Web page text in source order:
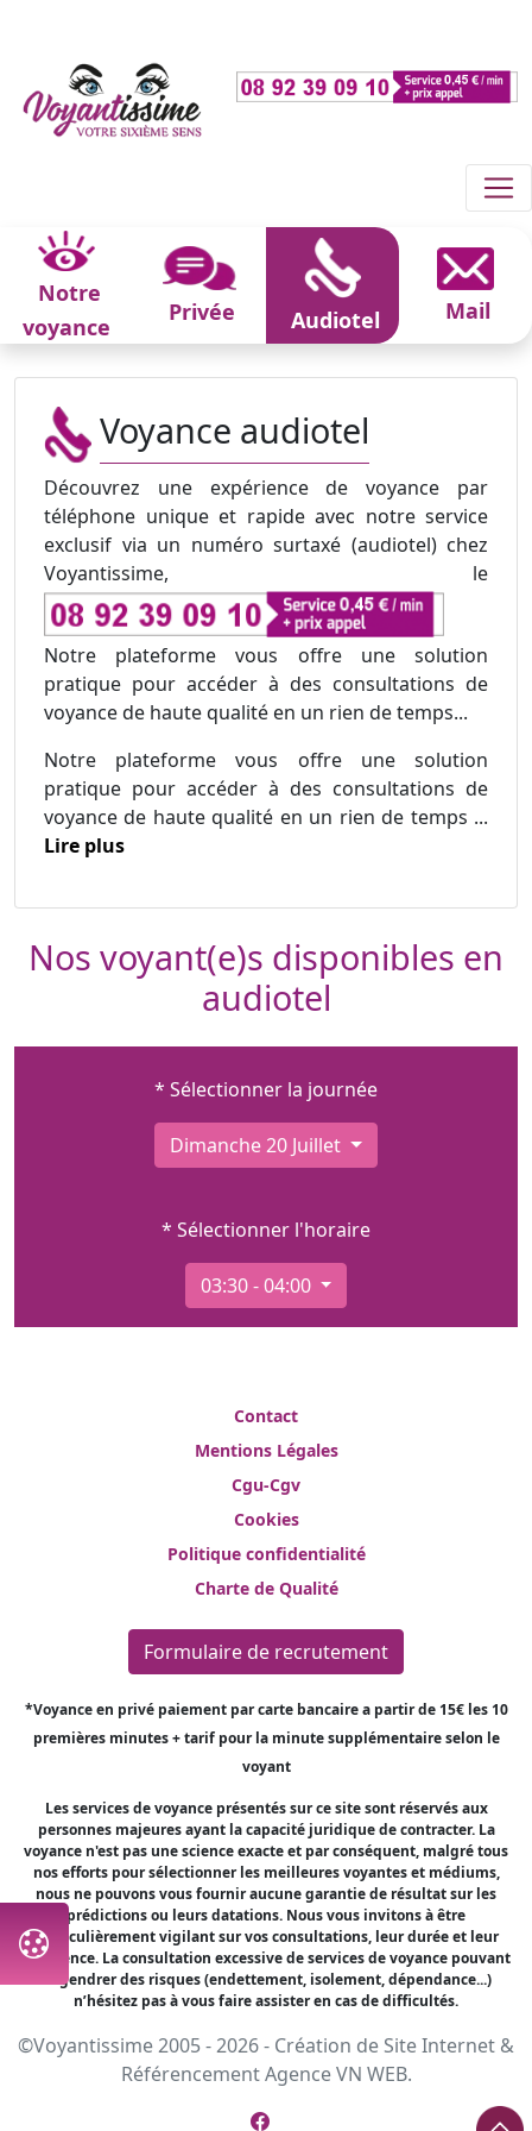
Notre
voyance
Privée Audiotel Mail
Voyance audiotel
Découvrez une expérience de voyance par
téléphone unique et rapide avec notre service
exclusif via un numéro surtaxé (audiotel) chez
Voyantissime, le
Notre plateforme vous offre une solution
pratique pour accéder à des consultations de
voyance de haute qualité en un rien de temps...
Notre plateforme vous offre une solution
pratique pour accéder à des consultations de
voyance de haute qualité en un rien de temps ...
Lire plus
Nos voyant(e)s disponibles en
audiotel
* Sélectionner la journée
Dimanche 20 Juillet
* Sélectionner l'horaire
03:30 - 04:00
Contact
Mentions Légales
Cgu-Cgv
Cookies
Politique confidentialité
Charte de Qualité
Formulaire de recrutement
*Voyance en privé paiement par carte bancaire a partir de 15€ les 10
premières minutes + tarif pour la minute supplémentaire selon le
voyant
Les services de voyance présentés sur ce site sont réservés aux
personnes majeures ayant la capacité juridique de contracter. La
voyance n'est pas une science exacte et par conséquent, malgré tous
nos efforts pour sélectionner les meilleures voyantes et médiums,
nous ne pouvons vous fournir aucune garantie de résultat sur les
prédictions ou leurs datations. Nous vous invitons à être
particulièrement vigilant sur vos consultations, leur durée et leur
fréquence. La consultation excessive de services de voyance pouvant
engendrer des risques (endettement, isolement, dépendance...)
n’hésitez pas à vous faire assister en cas de difficultés.
©Voyantissime 2005 - 2026 - Création de Site Internet &
RéférencementAgence VN WEB.